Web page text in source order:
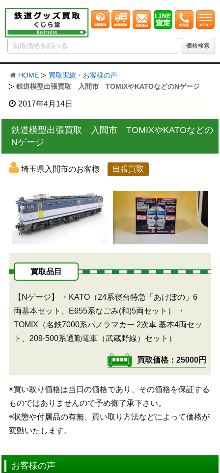
HOME
買取実績・お客様の声
鉄道模型出張買取 入間市 TOMIXやKATOなどのNゲージ
2017年4月14日
鉄道模型出張買取 入間市 TOMIXやKATOなどの
Nゲージ
埼玉県入間市のお客様 出張買取
買取品目
【Nゲージ】
・KATO（24系寝台特急「あけぼの」6
両基本セット、E655系なごみ(和)5両セット）
・
TOMIX（名鉄7000系パノラマカー 2次車 基本4両セッ
ト、209-500系通勤電車（武蔵野線）セット）
買取価格 25000円
※買い取り価格は当日の価格であり、その価格を保証する
ものではありませんので予め御了承下さい。
※状態や付属品の有無、買い取り方法などによって価格が
変動いたします。
お客様の声